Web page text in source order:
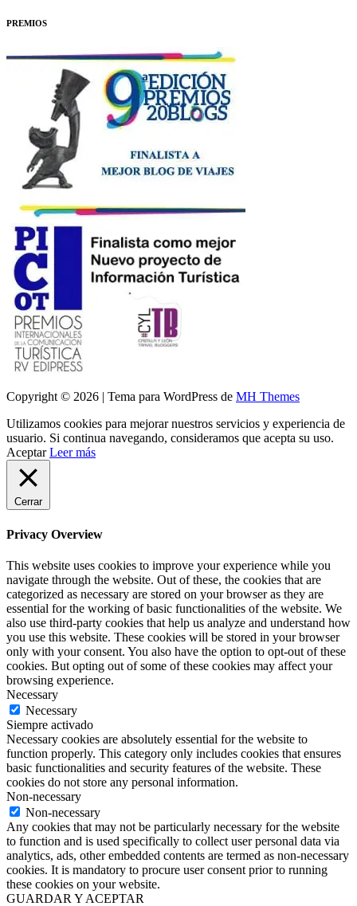
PREMIOS
Copyright © 2026 | Tema para WordPress de MH Themes
Utilizamos cookies para mejorar nuestros servicios y experiencia de
usuario. Si continua navegando, consideramos que acepta su uso.
Aceptar Leer más
Cerrar
Privacy Overview
This website uses cookies to improve your experience while you
navigate through the website. Out of these, the cookies that are
categorized as necessary are stored on your browser as they are
essential for the working of basic functionalities of the website. We
also use third-party cookies that help us analyze and understand how
you use this website. These cookies will be stored in your browser
only with your consent. You also have the option to opt-out of these
cookies. But opting out of some of these cookies may affect your
browsing experience.
Necessary
Necessary
Siempre activado
Necessary cookies are absolutely essential for the website to
function properly. This category only includes cookies that ensures
basic functionalities and security features of the website. These
cookies do not store any personal information.
Non-necessary
Non-necessary
Any cookies that may not be particularly necessary for the website
to function and is used specifically to collect user personal data via
analytics, ads, other embedded contents are termed as non-necessary
cookies. It is mandatory to procure user consent prior to running
these cookies on your website.
GUARDAR Y ACEPTAR